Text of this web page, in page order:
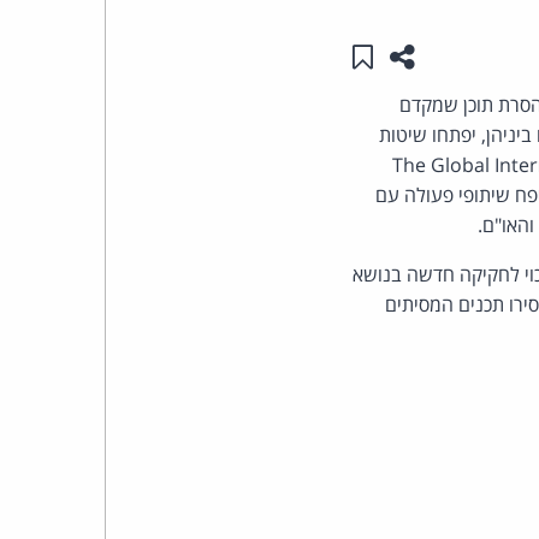
שתפו עמוד זה
שמור ב"תכנים שלי"
תוכן שמקדם
יפתחו שיטות
The Global
שיתופי פעולה עם
לחקיקה חדשה בנושא
תכנים המסיתים